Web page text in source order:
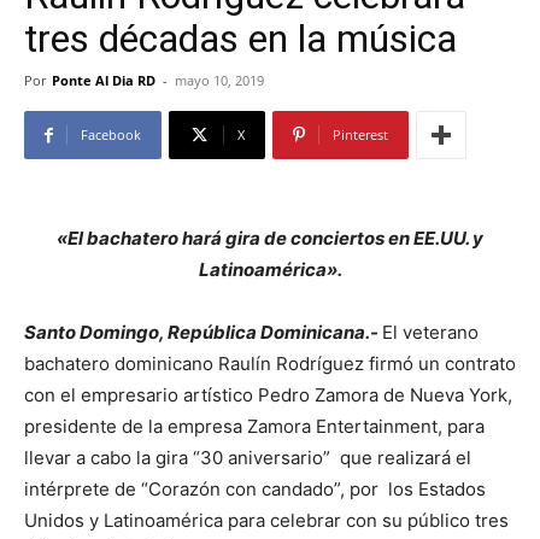
tres décadas en la música
Por Ponte Al Dia RD - mayo 10, 2019
Facebook X Pinterest
«El bachatero hará gira de conciertos en EE.UU. y
Latinoamérica».
Santo Domingo, República Dominicana.- El veterano
bachatero dominicano Raulín Rodríguez firmó un contrato
con el empresario artístico Pedro Zamora de Nueva York,
presidente de la empresa Zamora Entertainment, para
llevar a cabo la gira “30 aniversario” que realizará el
intérprete de “Corazón con candado”, por los Estados
Unidos y Latinoamérica para celebrar con su público tres